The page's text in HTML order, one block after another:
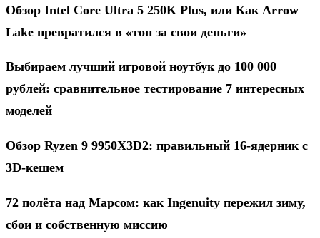
Обзор Intel Core Ultra 5 250K Plus, или Как Arrow
Lake превратился в «топ за свои деньги»
Выбираем лучший игровой ноутбук до 100 000
рублей: сравнительное тестирование 7 интересных
моделей
Обзор Ryzen 9 9950X3D2: правильный 16-ядерник с
3D-кешем
72 полёта над Марсом: как Ingenuity пережил зиму,
сбои и собственную миссию